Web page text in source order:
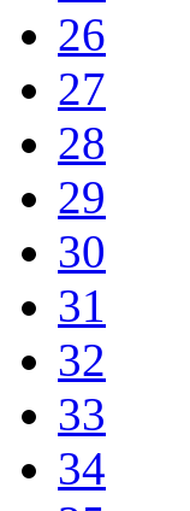
26
27
28
29
30
31
32
33
34